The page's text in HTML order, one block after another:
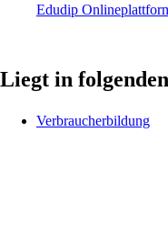
Edudip
Liegt in
Verbraucherbildung